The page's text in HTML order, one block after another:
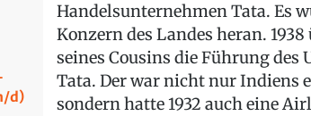
d)
Handelsunternehmen Tata. Es
Konzern des Landes heran.
seines Cousins die Führung des
Tata. Der war nicht nur Indiens
sondern hatte 1932 auch eine